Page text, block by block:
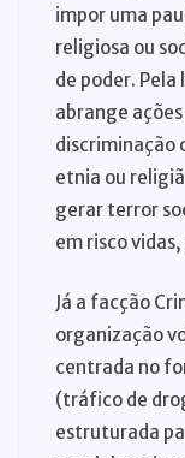
impor uma
religiosa ou
de poder.
abrange
discriminação
etnia ou
gerar terror
em risco
Já a facção
organização
centrada no
(tráfico de
estruturada